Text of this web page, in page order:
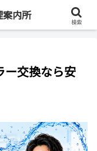
ー交換なら安
案内所
検索